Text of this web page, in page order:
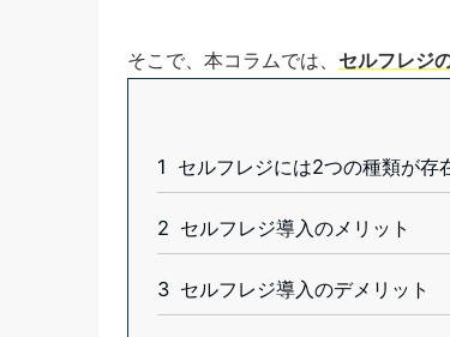
そこで、本コラムでは、 セルフレジ
1 セルフレジには2つの種類が存
2 セルフレジ導入のメリット
3 セルフレジ導入のデメリット